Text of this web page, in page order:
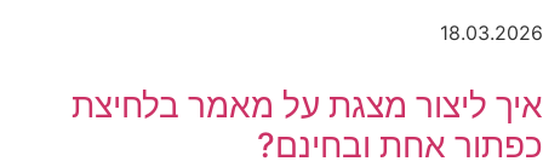
18.03.2026
איך ליצור מצגת על מאמר בלחיצת
כפתור אחת ובחינם?